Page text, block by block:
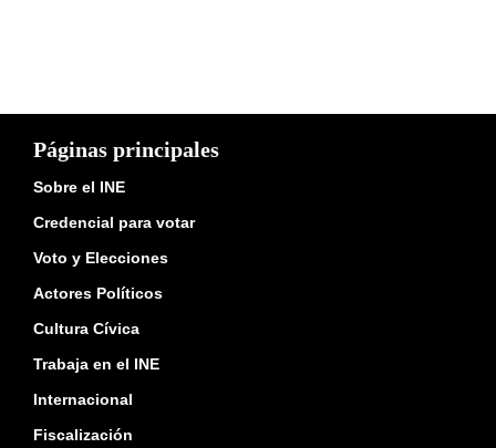
Páginas principales
Sobre el INE
Credencial para votar
Voto y Elecciones
Actores Políticos
Cultura Cívica
Trabaja en el INE
Internacional
Fiscalización